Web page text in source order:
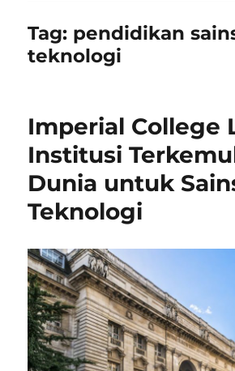
Tag: pendidikan
teknologi
Imperial College
Institusi
Dunia untuk
Teknologi